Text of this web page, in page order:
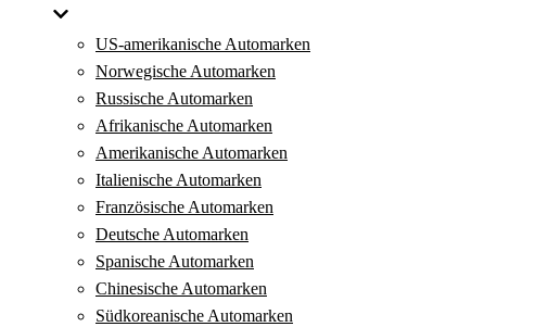
US-amerikanische Automarken
Norwegische Automarken
Russische Automarken
Afrikanische Automarken
Amerikanische Automarken
Italienische Automarken
Französische Automarken
Deutsche Automarken
Spanische Automarken
Chinesische Automarken
Südkoreanische Automarken